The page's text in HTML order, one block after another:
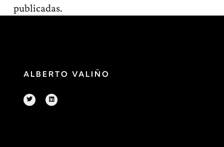
publicadas.
ALBERTO VALIÑO